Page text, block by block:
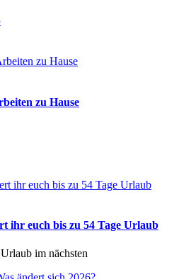
zu Hause
ihr euch bis zu 54 Tage Urlaub
im nächsten